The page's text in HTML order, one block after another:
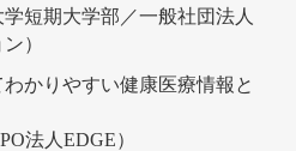
期大学部／一般社団法人
）
かりやすい健康医療情報と
人EDGE）